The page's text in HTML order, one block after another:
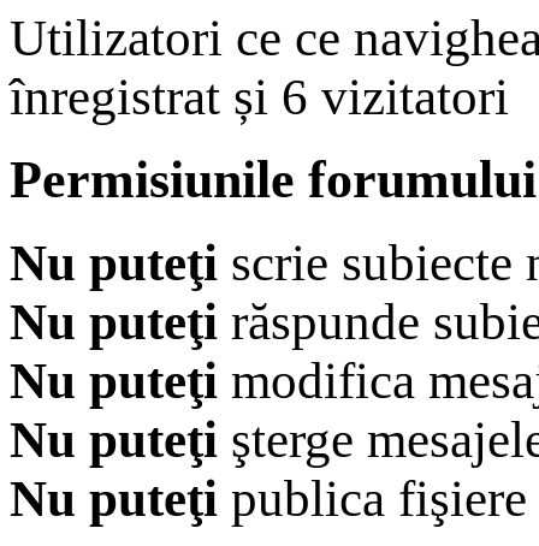
Utilizatori ce ce
înregistrat și 6 vizitatori
Permisiunile forumului
Nu puteţi scrie subiecte
Nu puteţi răspunde
Nu puteţi modifica
Nu puteţi şterge
Nu puteţi publica fişiere